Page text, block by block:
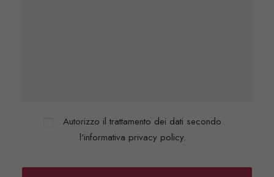
Autorizzo il trattamento dei dati secondo
l'informativa privacy policy.